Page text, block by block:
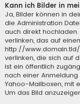
Kann ich Bilder in
Ja, Bilder können in
die Administration
auch direkt
verlinken, das auf
http://
verlinken, die sich auf
ist ein öffentlich
nach einer
Yahoo-Mailboxen, mit
Um das Bild